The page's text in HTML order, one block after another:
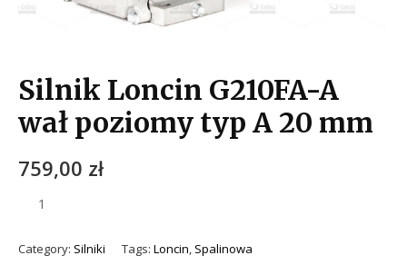
Silnik Loncin G210FA-A
wał poziomy typ A 20 mm
759,00 zł
Category: Silniki Tags: Loncin, Spalinowa